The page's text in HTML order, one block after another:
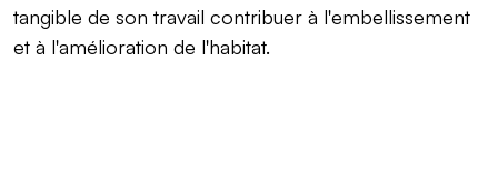
tangible de son travail contribuer à l'embellissement
et à l'amélioration de l'habitat.